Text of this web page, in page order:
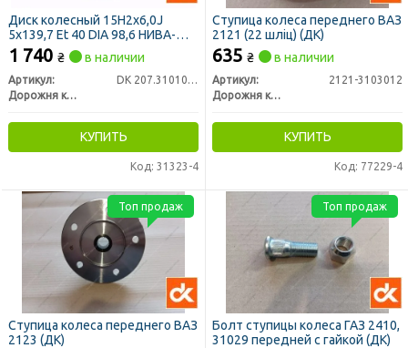
Диск колесный 15H2х6,0J
5x139,7 Et 40 DIA 98,6 НИВА-
CHEVROLET <ДК>
1 740 ₴ в наличии
Артикул:
DK 207.3101015.03-03
Дорожня карта
КУПИТЬ
Код: 31323-4
Ступица колеса переднего ВАЗ
2121 (22 шліц) (ДК)
635 ₴ в наличии
Артикул:
2121-3103012
Дорожня карта
КУПИТЬ
Код: 77229-4
Ступица колеса переднего ВАЗ
2123 (ДК)
Топ продаж
Болт ступицы колеса ГАЗ 2410,
31029 передней с гайкой (ДК)
Топ продаж